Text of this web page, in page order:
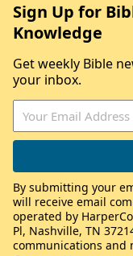
Sign Up for
Knowledge
Get weekly Bible
your inbox.
By submitting your
will receive email
operated by
Pl, Nashville, TN
communications and